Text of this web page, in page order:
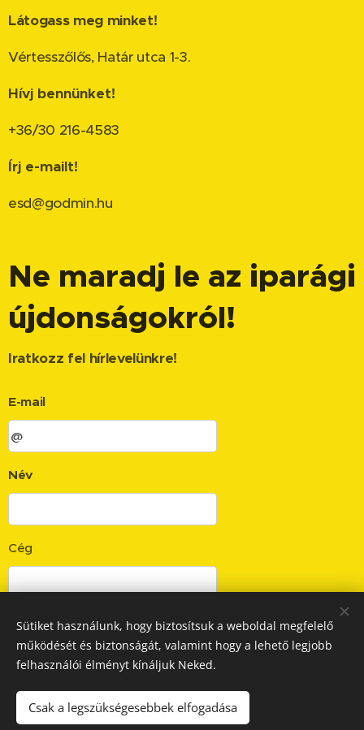
Látogass meg minket!
Vértesszőlős, Határ utca 1-3.
Hívj bennünket!
+36/30 216-4583
Írj e-mailt!
esd@godmin.hu
Ne maradj le az iparági
újdonságokról!
Iratkozz fel hírlevelünkre!
E-mail
Név
Cég
Küldés
© 2024GOD-MIN Mérnöki Kft., minden jog fenntartva
/ Felnőttképzési nyilvántartási szám: B/2022/000540 /
Sütiket használunk, hogy biztosítsuk a weboldal megfelelő
működését és biztonságát, valamint hogy a lehető legjobb
felhasználói élményt kínáljuk Neked.
Csak a legszükségesebbek elfogadása